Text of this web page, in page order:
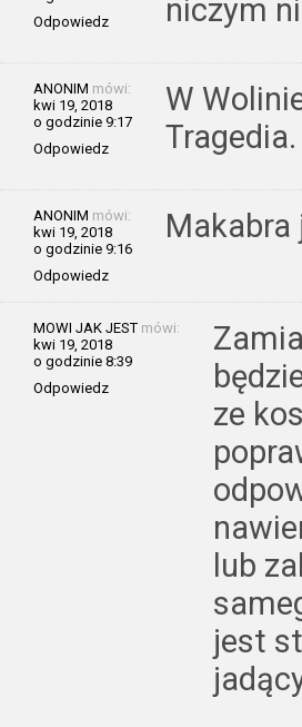
Odpowiedz
niczym
ANONIM mówi:
kwi 19, 2018
o godzinie 9:17
Odpowiedz
W
Tragedia.
ANONIM mówi:
kwi 19, 2018
o godzinie 9:16
Odpowiedz
Makabra
MOWI JAK JEST mówi:
kwi 19, 2018
o godzinie 8:39
Odpowiedz
ze
lub
jest